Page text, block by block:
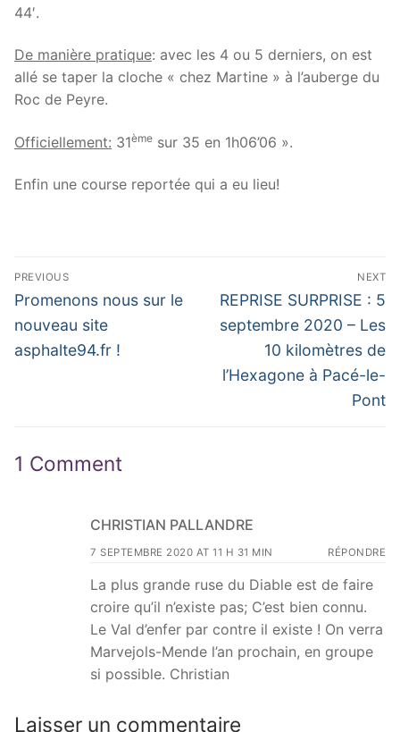
44′.
De manière pratique: avec les 4 ou 5 derniers, on est
allé se taper la cloche « chez Martine » à l’auberge du
Roc de Peyre.
Officiellement: 31ème sur 35 en 1h06’06 ».
Enfin une course reportée qui a eu lieu!
Navigation
de
l’article
PREVIOUS
Previous
post:
Promenons nous sur le
nouveau site
asphalte94.fr !
NEXT
Next
post:
REPRISE SURPRISE : 5
septembre 2020 – Les
10 kilomètres de
l’Hexagone à Pacé-le-
Pont
1 Comment
CHRISTIAN PALLANDRE
7 SEPTEMBRE 2020 AT 11 H 31 MIN RÉPONDRE
La plus grande ruse du Diable est de faire
croire qu’il n’existe pas; C’est bien connu.
Le Val d’enfer par contre il existe ! On verra
Marvejols-Mende l’an prochain, en groupe
si possible. Christian
Laisser un commentaire